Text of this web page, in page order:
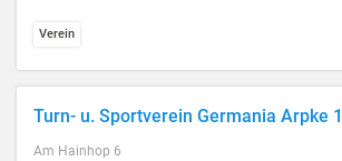
Verein
Turn- u. Sportverein Germania Arpke
Am Hainhop 6